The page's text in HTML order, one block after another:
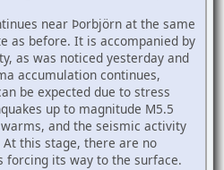
near Þorbjörn at the same
as before. It is accompanied by
as was noticed yesterday and
accumulation continues,
be expected due to stress
up to magnitude M5.5
and the seismic activity
this stage, there are no
forcing its way to the surface.